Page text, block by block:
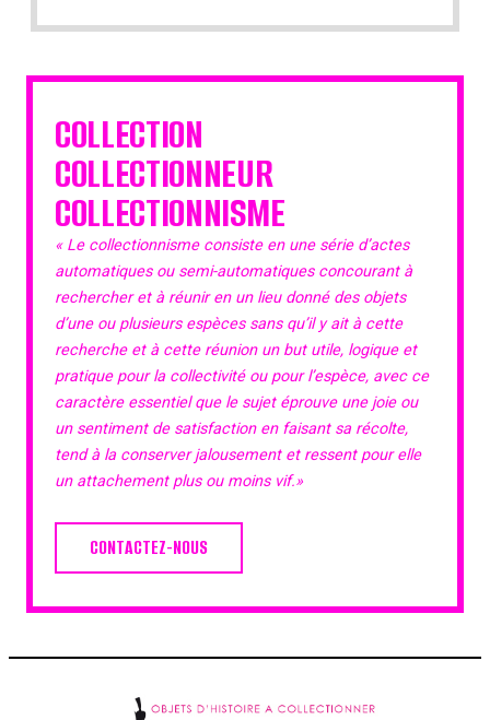
COLLECTION
COLLECTIONNEUR
COLLECTIONNISME
« Le collectionnisme consiste en une série d’actes
automatiques ou semi-automatiques concourant à
rechercher et à réunir en un lieu donné des objets
d’une ou plusieurs espèces sans qu’il y ait à cette
recherche et à cette réunion un but utile, logique et
pratique pour la collectivité ou pour l’espèce, avec ce
caractère essentiel que le sujet éprouve une joie ou
un sentiment de satisfaction en faisant sa récolte,
tend à la conserver jalousement et ressent pour elle
un attachement plus ou moins vif.»
CONTACTEZ-NOUS